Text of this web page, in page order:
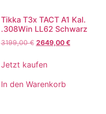
Tikka T3x TACT A1 Kal.
.308Win LL62 Schwarz
3199,00€ 2649,00€
Jetzt kaufen
In den Warenkorb